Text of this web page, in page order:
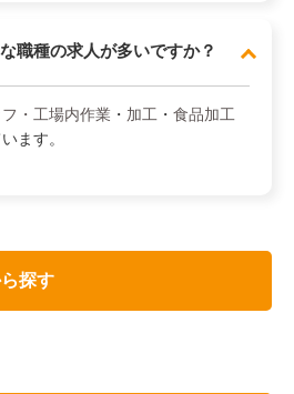
職種の求人が多いですか？
・工場内作業 ・ 加工 ・ 食品加工
ます。
探す